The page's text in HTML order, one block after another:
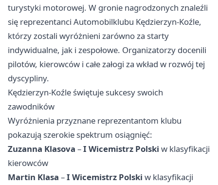
turystyki motorowej. W gronie nagrodzonych znaleźli
się reprezentanci Automobilklubu Kędzierzyn-Koźle,
którzy zostali wyróżnieni zarówno za starty
indywidualne, jak i zespołowe. Organizatorzy docenili
pilotów, kierowców i całe załogi za wkład w rozwój tej
dyscypliny.
Kędzierzyn-Koźle świętuje sukcesy swoich
zawodników
Wyróżnienia przyznane reprezentantom klubu
pokazują szerokie spektrum osiągnięć:
Zuzanna Klasova –I Wicemistrz Polski w klasyfikacji
kierowców
Martin Klasa –I Wicemistrz Polski w klasyfikacji